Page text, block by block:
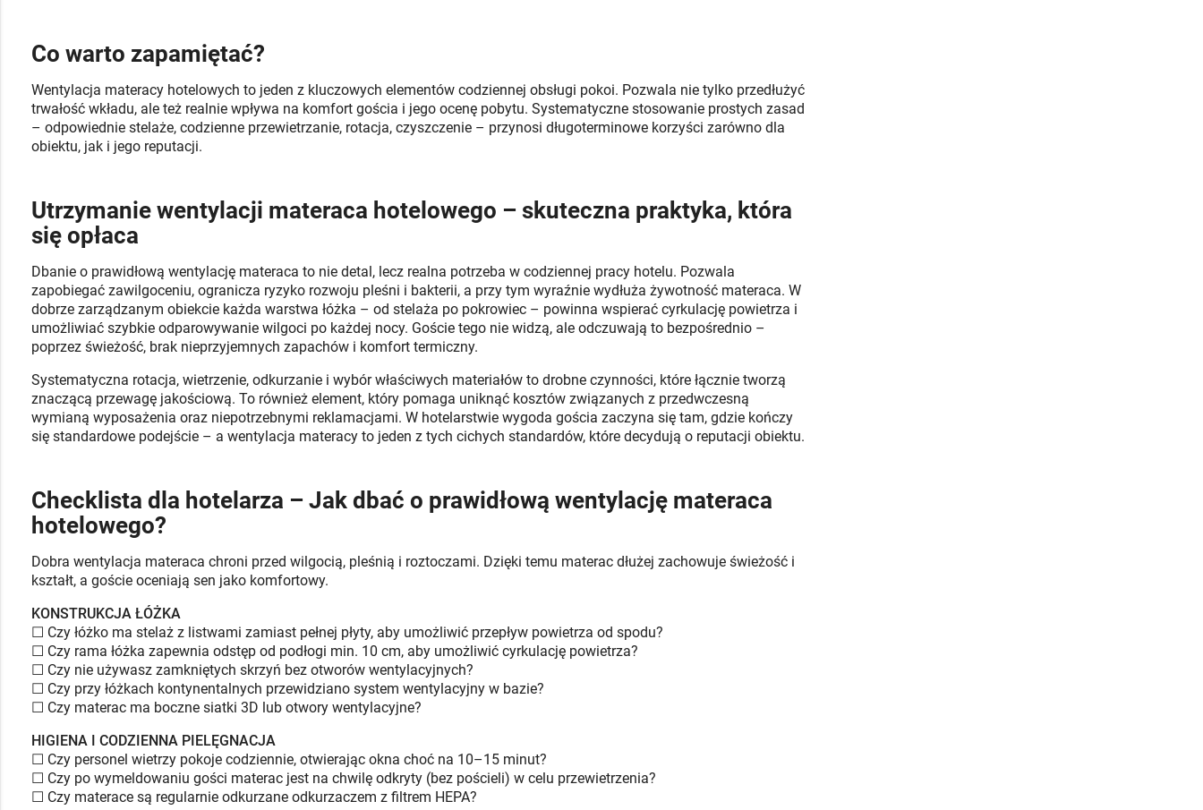
Co warto zapamiętać?
Wentylacja materacy hotelowych to jeden z kluczowych elementów codziennej obsługi pokoi. Pozwala nie tylko przedłużyć
trwałość wkładu, ale też realnie wpływa na komfort gościa i jego ocenę pobytu. Systematyczne stosowanie prostych zasad
– odpowiednie stelaże, codzienne przewietrzanie, rotacja, czyszczenie – przynosi długoterminowe korzyści zarówno dla
obiektu, jak i jego reputacji.
Utrzymanie wentylacji materaca hotelowego – skuteczna praktyka, która
się opłaca
Dbanie o prawidłową wentylację materaca to nie detal, lecz realna potrzeba w codziennej pracy hotelu. Pozwala
zapobiegać zawilgoceniu, ogranicza ryzyko rozwoju pleśni i bakterii, a przy tym wyraźnie wydłuża żywotność materaca. W
dobrze zarządzanym obiekcie każda warstwa łóżka – od stelaża po pokrowiec – powinna wspierać cyrkulację powietrza i
umożliwiać szybkie odparowywanie wilgoci po każdej nocy. Goście tego nie widzą, ale odczuwają to bezpośrednio –
poprzez świeżość, brak nieprzyjemnych zapachów i komfort termiczny.
Systematyczna rotacja, wietrzenie, odkurzanie i wybór właściwych materiałów to drobne czynności, które łącznie tworzą
znaczącą przewagę jakościową. To również element, który pomaga uniknąć kosztów związanych z przedwczesną
wymianą wyposażenia oraz niepotrzebnymi reklamacjami. W hotelarstwie wygoda gościa zaczyna się tam, gdzie kończy
się standardowe podejście – a wentylacja materacy to jeden z tych cichych standardów, które decydują o reputacji obiektu.
Checklista dla hotelarza – Jak dbać o prawidłową wentylację materaca
hotelowego?
Dobra wentylacja materaca chroni przed wilgocią, pleśnią i roztoczami. Dzięki temu materac dłużej zachowuje świeżość i
kształt, a goście oceniają sen jako komfortowy.
KONSTRUKCJA ŁÓŻKA
☐ Czy łóżko ma stelaż z listwami zamiast pełnej płyty, aby umożliwić przepływ powietrza od spodu?
☐ Czy rama łóżka zapewnia odstęp od podłogi min. 10 cm, aby umożliwić cyrkulację powietrza?
☐ Czy nie używasz zamkniętych skrzyń bez otworów wentylacyjnych?
☐ Czy przy łóżkach kontynentalnych przewidziano system wentylacyjny w bazie?
☐ Czy materac ma boczne siatki 3D lub otwory wentylacyjne?
HIGIENA I CODZIENNA PIELĘGNACJA
☐ Czy personel wietrzy pokoje codziennie, otwierając okna choć na 10–15 minut?
☐ Czy po wymeldowaniu gości materac jest na chwilę odkryty (bez pościeli) w celu przewietrzenia?
☐ Czy materace są regularnie odkurzane odkurzaczem z filtrem HEPA?